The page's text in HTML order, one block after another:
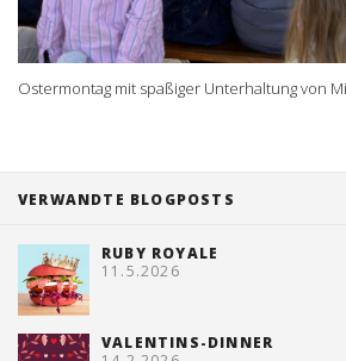
Ostermontag mit spaßiger Unterhaltung von
VERWANDTE BLOGPOSTS
RUBY ROYALE
11.5.2026
VALENTINS-DINNER